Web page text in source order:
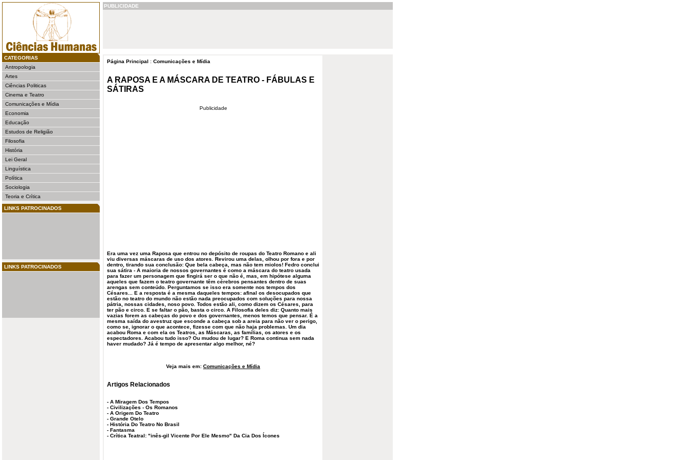
CATEGORIAS
Antropologia
Artes
Ciências Politicas
Cinema e Teatro
Comunicações e Mídia
Economia
Educação
Estudos de Religião
Filosofia
História
Lei Geral
Linguística
Política
Sociologia
Teoria e Crítica
LINKS PATROCINADOS
LINKS PATROCINADOS
PUBLICIDADE
Página Principal : Comunicações e Mídia
A RAPOSA E A MÁSCARA DE TEATRO - FÁBULAS E
SÁTIRAS
Publicidade
Era uma vez uma Raposa que entrou no depósito de roupas do Teatro Romano e ali
viu diversas máscaras de uso dos atores. Revirou uma delas, olhou por fora e por
dentro, tirando sua conclusão: Que bela cabeça, mas não tem miolos! Fedro conclui
sua sátira - A maioria de nossos governantes é como a máscara do teatro usada
para fazer um personagem que fingirá ser o que não é, mas, em hipótese alguma
aqueles que fazem o teatro governante têm cérebros pensantes dentro de suas
arengas sem conteúdo. Perguntamos se isso era somente nos tempos dos
Césares... E a resposta é a mesma daqueles tempos: afinal os desocupados que
estão no teatro do mundo não estão nada preocupados com soluções para nossa
pátria, nossas cidades, noso povo. Todos estão ali, como dizem os Césares, para
ter pão e circo. E se faltar o pão, basta o circo. A Filosofia deles diz: Quanto mais
vazias forem as cabeças do povo e dos governantes, menos temos que pensar. É a
mesma saída do avestruz que esconde a cabeça sob a areia para não ver o perigo,
como se, ignorar o que acontece, fizesse com que não haja problemas. Um dia
acabou Roma e com ela os Teatros, as Máscaras, as famílias, os atores e os
espectadores. Acabou tudo isso? Ou mudou de lugar? E Roma continua sem nada
haver mudado? Já é tempo de apresentar algo melhor, né?
Veja mais em: Comunicações e Mídia
Artigos Relacionados
- A Miragem Dos Tempos
- Civilizações - Os Romanos
- A Origem Do Teatro
- Grande Otelo
- História Do Teatro No Brasil
- Fantasma
- Crítica Teatral: "inês-gil Vicente Por Ele Mesmo" Da Cia Dos Ícones